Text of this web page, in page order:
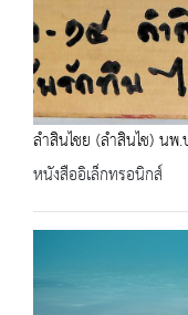
ลำสินไชย (ลำสินไช) น
หนังสืออิเล็กทรอนิกส์